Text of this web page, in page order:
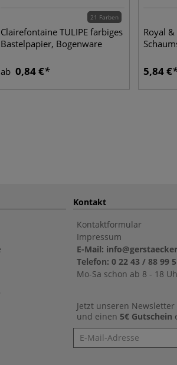
21 Farben
Clairefontaine TULIPE farbiges
Bastelpapier, Bogenware
ab 0,84 €
Royal
5,84 €
Kontakt
Kontaktformular
Impressum
E-Mail:
Telefon: 0 22 43 / 88 99 5
Mo-Sa schon ab 8 - 18
Jetzt unseren
und einen 5€ Gutschein
Newsletter